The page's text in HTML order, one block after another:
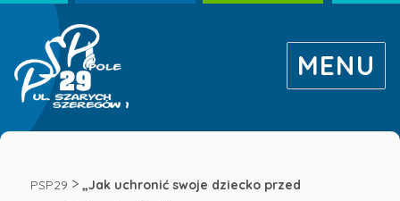
„Jak
uchronić
MENU
PSP29 >„Jak uchronić swoje dziecko przed